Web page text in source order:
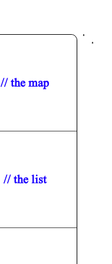
// the map
// the list